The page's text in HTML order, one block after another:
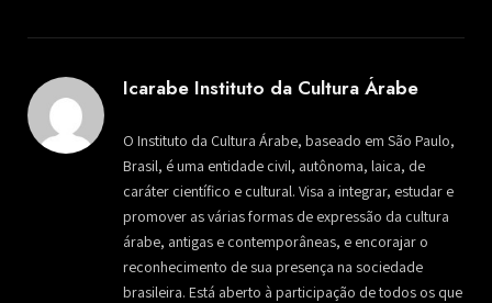
Icarabe Instituto da Cultura Árabe
O Instituto da Cultura Árabe, baseado em São Paulo,
Brasil, é uma entidade civil, autônoma, laica, de
caráter científico e cultural. Visa a integrar, estudar e
promover as várias formas de expressão da cultura
árabe, antigas e contemporâneas, e encorajar o
reconhecimento de sua presença na sociedade
brasileira. Está aberto à participação de todos os que